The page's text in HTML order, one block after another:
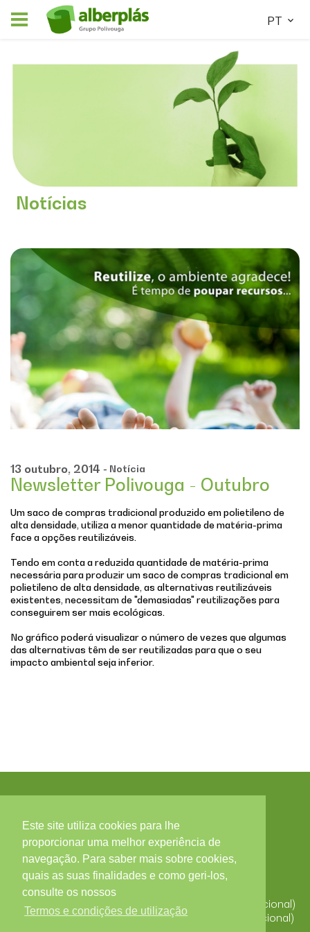
Este site utiliza cookies para lhe
proporcionar uma melhor experiência de
navegação. Para saber mais sobre cookies,
quais as suas finalidades e como geri-los,
consulte os nossos
Termos e condições de utilização
PT
Notícias
13 outubro, 2014 - Notícia
Newsletter Polivouga - Outubro
Um saco de compras tradicional produzido em polietileno de
alta densidade, utiliza a menor quantidade de matéria-prima
face a opções reutilizáveis.
Tendo em conta a reduzida quantidade de matéria-prima
necessária para produzir um saco de compras tradicional em
polietileno de alta densidade, as alternativas reutilizáveis
existentes, necessitam de "demasiadas" reutilizações para
conseguirem ser mais ecológicas.
No gráfico poderá visualizar o número de vezes que algumas
das alternativas têm de ser reutilizadas para que o seu
impacto ambiental seja inferior.
Contactos
Zona Industrial, Arruamento C - Lote 56, 3850-184
ALBERGARIA-A-VELHA
Portugal
T. +351 234 529 340 (Chamada para a rede fixa nacional)
F. +351 234 523 827 (Chamada para a rede fixa nacional)